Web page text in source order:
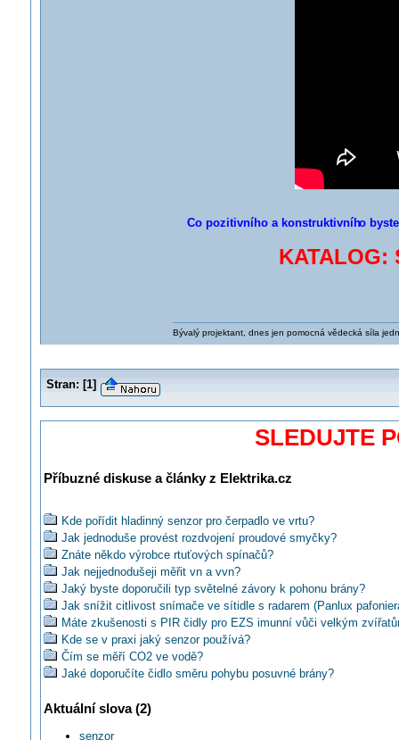
Co pozitivního a konstruktivního
KATALOG:
Bývalý projektant, dnes jen pomocná vědecká síla
Stran: [1]
SLEDUJTE
Příbuzné diskuse a články z Elektrika.cz
Kde pořídit hladinný senzor pro čerpadlo ve vrtu?
Jak jednoduše provést rozdvojení proudové smyčky?
Znáte někdo výrobce rtuťových spínačů?
Jak nejjednodušeji měřit vn a vvn?
Jaký byste doporučili typ světelné závory k pohonu brány?
Jak snížit citlivost snímače ve sítidle s radarem (Panlux
Máte zkušenosti s PIR čidly pro EZS imunní vůči velkým
Kde se v praxi jaký senzor používá?
Čím se měří CO2 ve vodě?
Jaké doporučíte čidlo směru pohybu posuvné brány?
Akým čidlom sledovať plameň v plynovom kotle?
Aktuální slova (2)
senzor